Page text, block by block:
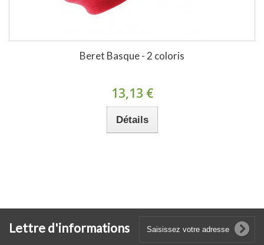
Beret Basque - 2 coloris
13,13 €
Détails
Lettre d'informations